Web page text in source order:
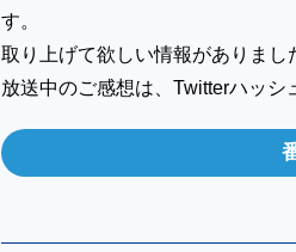
す。
取り上げて欲しい情報がありまし
放送中のご感想は、Twitterハッシ